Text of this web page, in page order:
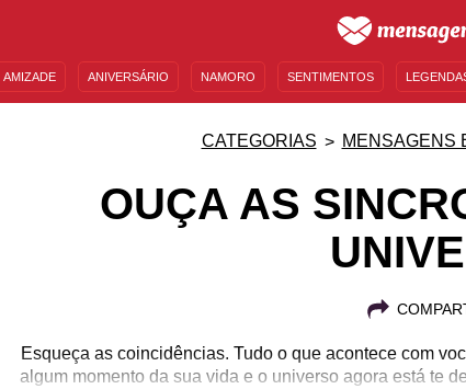
AMIZADE ANIVERSÁRIO NAMORO SENTIMENTOS
CATEGORIAS MENSAGENS
OUÇA AS
Esqueça as coincidências. Tudo o que acontece com
algum momento da sua vida e o universo agora está te